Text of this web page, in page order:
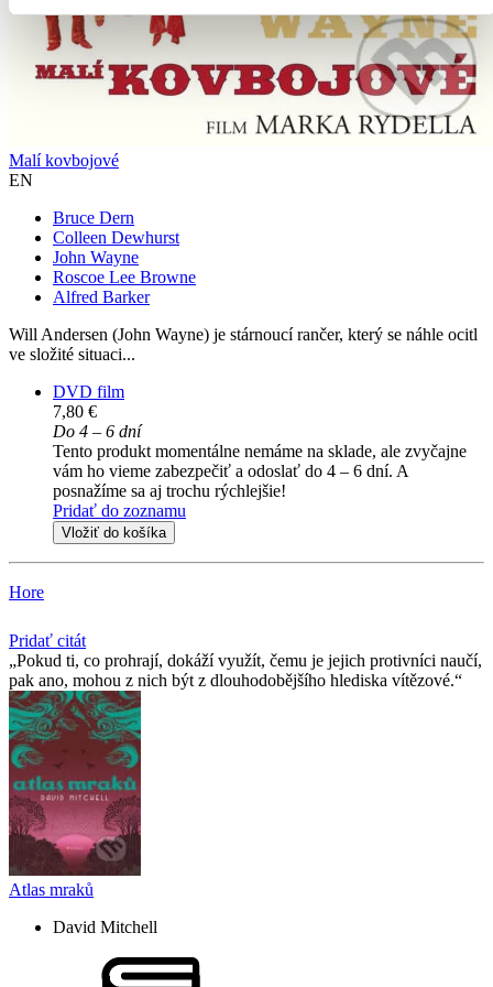
Malí kovbojové
EN
Bruce Dern
Colleen Dewhurst
John Wayne
Roscoe Lee Browne
Alfred Barker
Will Andersen (John Wayne) je stárnoucí rančer, který se náhle ocitl
ve složité situaci...
DVD film
7,80 €
Do 4 – 6 dní
Tento produkt momentálne nemáme na sklade, ale zvyčajne
vám ho vieme zabezpečiť a odoslať do 4 – 6 dní. A
posnažíme sa aj trochu rýchlejšie!
Pridať do zoznamu
Vložiť do košíka
Hore
Pridať citát
Pokud ti, co prohrají, dokáží využít, čemu je jejich protivníci naučí,
pak ano, mohou z nich být z dlouhodobějšího hlediska vítězové.
Atlas mraků
David Mitchell